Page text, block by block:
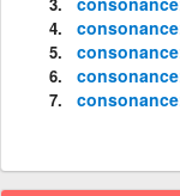
consonance
consonance
consonance
consonance